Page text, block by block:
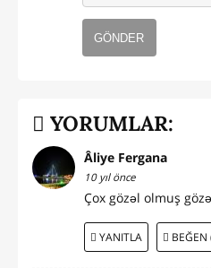
GÖNDER
YORUMLAR:
Âliye Fergana
10 yıl önce
Çox gözəl olmuş
YANITLA BEĞEN